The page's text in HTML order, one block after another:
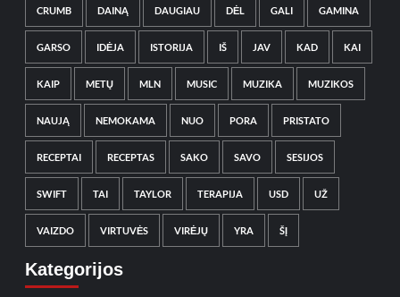
CRUMB DAINĄ DAUGIAU DĖL GALI GAMINA
GARSO IDĖJA ISTORIJA IŠ JAV KAD KAI
KAIP METŲ MLN MUSIC MUZIKA MUZIKOS
NAUJĄ NEMOKAMA NUO PORA PRISTATO
RECEPTAI RECEPTAS SAKO SAVO SESIJOS
SWIFT TAI TAYLOR TERAPIJA USD UŽ
VAIZDO VIRTUVĖS VIRĖJŲ YRA ŠĮ
Kategorijos